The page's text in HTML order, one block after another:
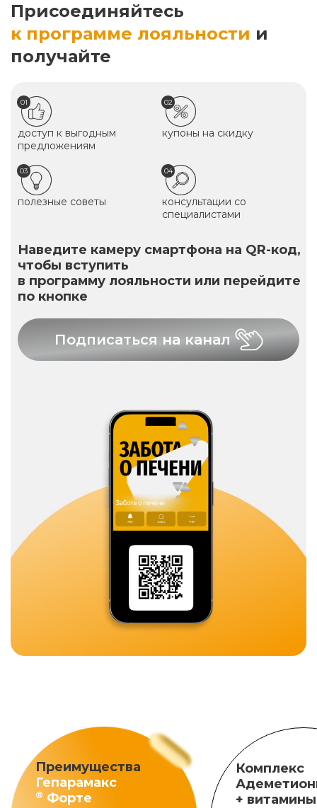
Присоединяйтесь
к программе лояльности и
получайте
01
доступ к выгодным
предложениям
02
купоны на скидку
03
полезные советы
04
консультации со
специалистами
Наведите камеру смартфона на QR-код,
чтобы вступить
в программу лояльности или перейдите
по кнопке
Подписаться на канал
Преимущества
Гепарамакс
® Форте
Комплекс
+